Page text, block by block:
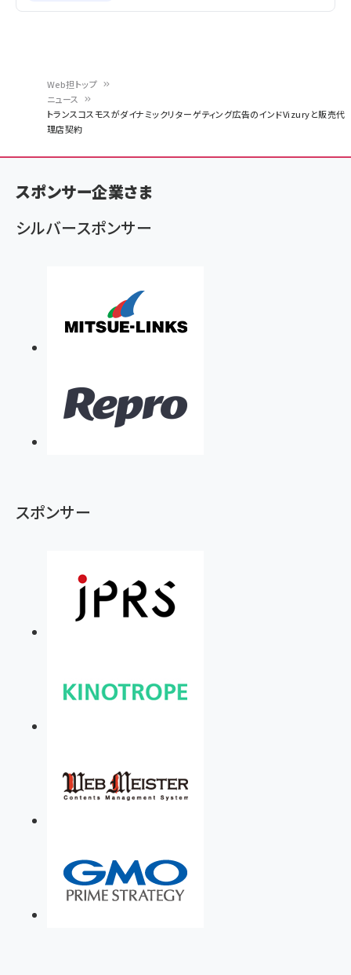
く
ず
Web担トップ
ニュース
トランスコスモスがダイナミックリターゲティング広告のインドVizuryと販売代
理店契約
スポンサー企業さま
シルバースポンサー
スポンサー